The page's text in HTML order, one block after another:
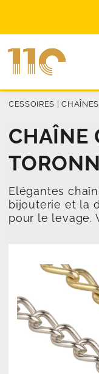
|
CHAÎNE
Elégantes
bijouterie et la
pour le levage.